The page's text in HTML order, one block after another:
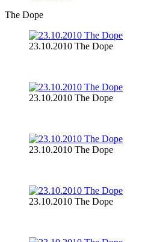
The Dope
23.10.2010 The Dope
23.10.2010 The Dope
23.10.2010 The Dope
23.10.2010 The Dope